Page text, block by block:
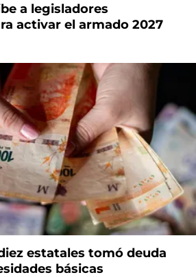
a legisladores
activar el armado 2027
estatales tomó deuda
básicas